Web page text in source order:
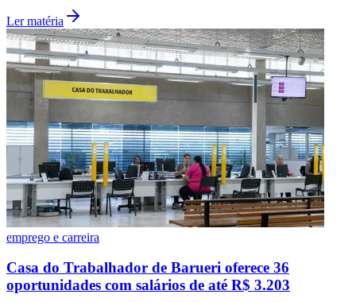
São Paulo
Ler matéria
emprego e carreira
Casa do Trabalhador de Barueri oferece 36
oportunidades com salários de até R$ 3.203